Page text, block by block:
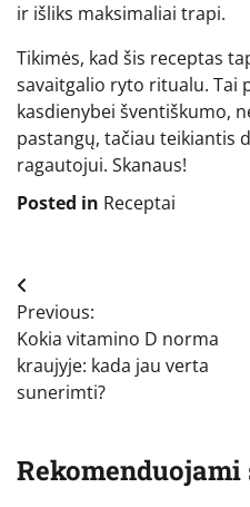
ir išliks maksimaliai trapi.
Tikimės, kad šis receptas
savaitgalio ryto ritualu. Tai
kasdienybei šventiškumo,
pastangų, tačiau teikiantis
ragautojui. Skanaus!
Posted in Receptai
Navigacija
tarp
įrašų
Previous:
Kokia vitamino D norma
kraujyje: kada jau verta
sunerimti?